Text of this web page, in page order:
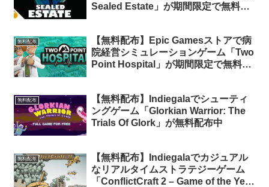
Sealed Estate」が期間限定で無料配
無料配布
【無料配布】Epic Gamesストアで病
院経営シミュレーションゲーム「Two
Point Hospital」が期間限定で無料配
無料配布
【無料配布】Indiegalaでシューティ
ングゲーム「Glorkian Warrior: The
Trials Of Glork」が無料配布中
無料配布
【無料配布】Indiegalaでカジュアル
なリアルタイムストラテジーゲーム
「ConflictCraft 2 – Game of the Year